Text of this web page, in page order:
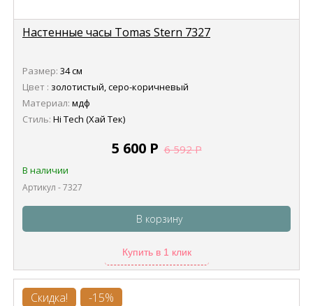
Настенные часы Tomas Stern 7327
Размер: 34 см
Цвет : золотистый, серо-коричневый
Материал: мдф
Стиль: Hi Tech (Хай Тек)
5 600 Р 6 592Р
В наличии
Артикул - 7327
В корзину
Купить в 1 клик
Скидка! -15%